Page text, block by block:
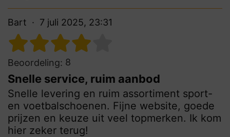
Bart 7 juli 2025, 23:31
Beoordeling: 8
Snelle service, ruim aanbod
Snelle levering en ruim assortiment sport-
en voetbalschoenen. Fijne website, goede
prijzen en keuze uit veel topmerken. Ik kom
hier zeker terug!